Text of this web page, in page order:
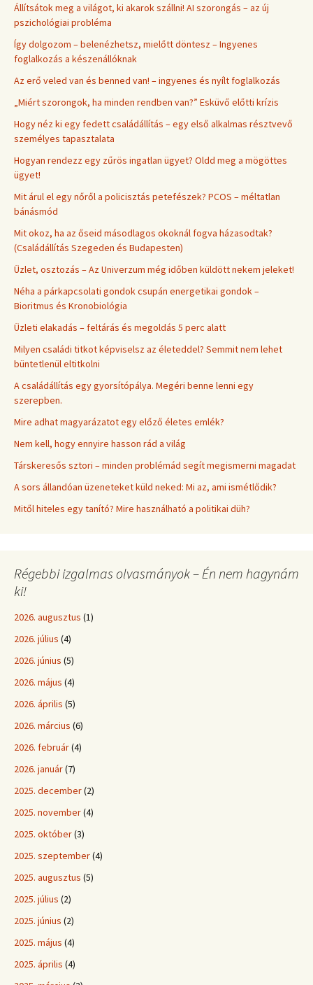
Állítsátok meg a világot, ki akarok szállni! AI szorongás – az új
pszichológiai probléma
Így dolgozom – belenézhetsz, mielőtt döntesz – Ingyenes
foglalkozás a készenállóknak
Az erő veled van és benned van! – ingyenes és nyílt foglalkozás
„Miért szorongok, ha minden rendben van?” Esküvő előtti krízis
Hogy néz ki egy fedett családállítás – egy első alkalmas résztvevő
személyes tapasztalata
Hogyan rendezz egy zűrös ingatlan ügyet? Oldd meg a mögöttes
ügyet!
Mit árul el egy nőről a policisztás petefészek? PCOS – méltatlan
bánásmód
Mit okoz, ha az őseid másodlagos okoknál fogva házasodtak?
(Családállítás Szegeden és Budapesten)
Üzlet, osztozás – Az Univerzum még időben küldött nekem jeleket!
Néha a párkapcsolati gondok csupán energetikai gondok –
Bioritmus és Kronobiológia
Üzleti elakadás – feltárás és megoldás 5 perc alatt
Milyen családi titkot képviselsz az életeddel? Semmit nem lehet
büntetlenül eltitkolni
A családállítás egy gyorsítópálya. Megéri benne lenni egy
szerepben.
Mire adhat magyarázatot egy előző életes emlék?
Nem kell, hogy ennyire hasson rád a világ
Társkeresős sztori – minden problémád segít megismerni magadat
A sors állandóan üzeneteket küld neked: Mi az, ami ismétlődik?
Mitől hiteles egy tanító? Mire használható a politikai düh?
Régebbi izgalmas olvasmányok – Én nem hagynám
ki!
2026. augusztus (1)
2026. július (4)
2026. június (5)
2026. május (4)
2026. április (5)
2026. március (6)
2026. február(4)
2026. január(7)
2025. december(2)
2025. november(4)
2025. október(3)
2025. szeptember(4)
2025. augusztus (5)
2025. július (2)
2025. június (2)
2025. május (4)
2025. április (4)